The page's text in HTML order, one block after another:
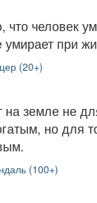
что человек
умирает при
(20+)
на земле не
но для
(100+)